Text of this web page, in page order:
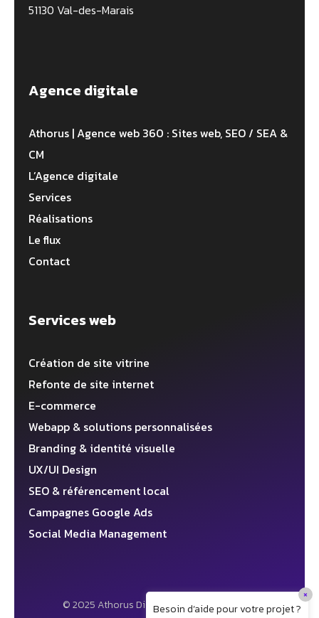
51130 Val-des-Marais
Agence digitale
Athorus | Agence web 360 : Sites web, SEO / SEA &
CM
L’Agence digitale
Services
Réalisations
Le flux
Contact
Services web
Création de site vitrine
Refonte de site internet
E-commerce
Webapp & solutions personnalisées
Branding & identité visuelle
UX/UI Design
SEO & référencement local
Campagnes Google Ads
Social Media Management
© 2025 Athorus Digital ✦ Agence web 360°
Besoin d’aide pour votre projet ?
×